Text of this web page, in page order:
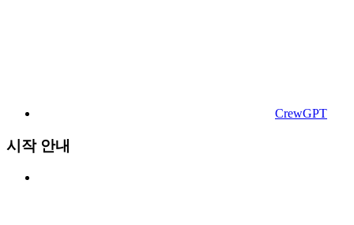
CrewGPT
시작 안내